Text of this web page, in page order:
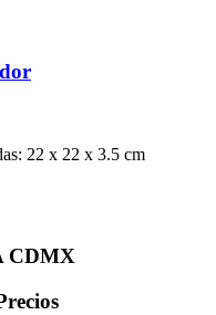
22 x 22 x 3.5 cm
CDMX